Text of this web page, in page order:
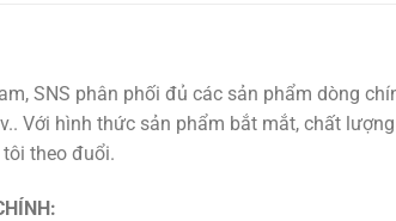
SNS phân phối đủ các sản phẩm dòng
Với hình thức sản phẩm bắt mắt, chất
theo đuổi.